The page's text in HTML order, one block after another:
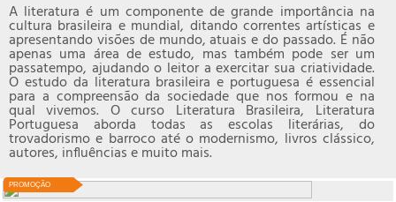
PROMOÇÃO
A literatura é um componente de grande importância na
cultura brasileira e mundial, ditando correntes artísticas e
apresentando visões de mundo, atuais e do passado. É não
apenas uma área de estudo, mas também pode ser um
passatempo, ajudando o leitor a exercitar sua criatividade.
O estudo da literatura brasileira e portuguesa é essencial
para a compreensão da sociedade que nos formou e na
qual vivemos. O curso Literatura Brasileira, Literatura
Portuguesa aborda todas as escolas literárias, do
trovadorismo e barroco até o modernismo, livros clássico,
autores, influências e muito mais.